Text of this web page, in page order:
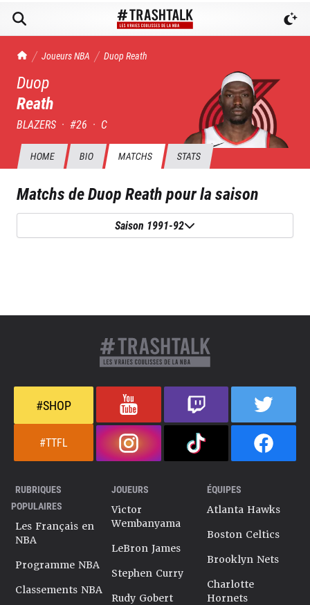
TrashTalk Actu NBA
Joueurs NBA Duop Reath
Duop
Reath
BLAZERS · #26 · C
HOME BIO MATCHS STATS
Matchs deDuop Reathpour la saison
Saison 1991-92
#SHOP
#TTFL
RUBRIQUES
POPULAIRES
Les Français en
NBA
Programme NBA
Classements NBA
JOUEURS
Victor
Wembanyama
LeBron James
Stephen Curry
Rudy Gobert
ÉQUIPES
Atlanta Hawks
Boston Celtics
Brooklyn Nets
Charlotte
Hornets